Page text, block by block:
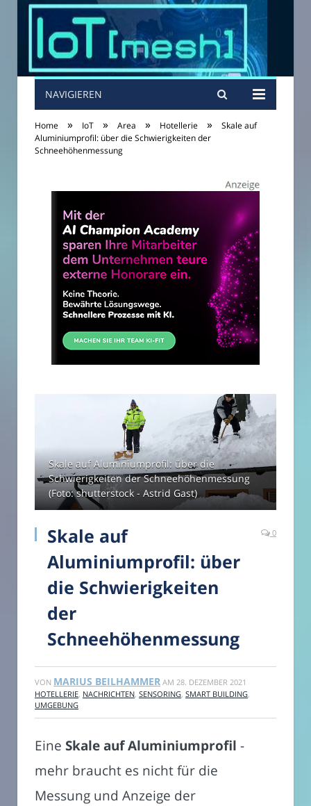
NAVIGIEREN
Home » IoT » Area » Hotellerie »
Skale auf
Aluminiumprofil: über die Schwierigkeiten der
Schneehöhenmessung
Skale auf Aluminiumprofil: über die
Schwierigkeiten der Schneehöhenmessung
(Foto: shutterstock - Astrid Gast)
Skale auf
Aluminiumprofil: über
die Schwierigkeiten
der
Schneehöhenmessung
0
VON MARIUS BEILHAMMER AM 28. DEZEMBER 2021
HOTELLERIE NACHRICHTEN SENSORING SMART BUILDING
UMGEBUNG
Eine Skale auf Aluminiumprofil -
mehr braucht es nicht für die
Messung und Anzeige der